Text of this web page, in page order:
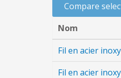
Compare
Nom
Fil en acier
Fil en acier